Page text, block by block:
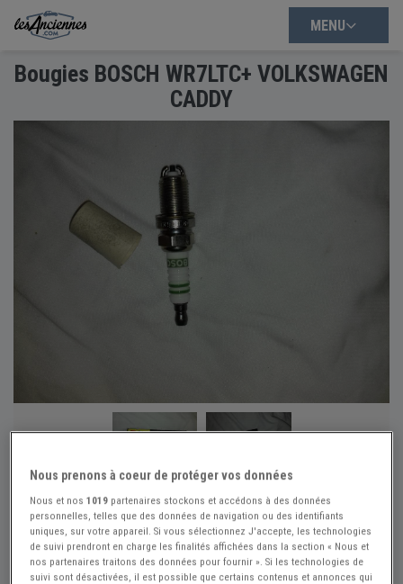
MENU
Bougies BOSCH WR7LTC+ VOLKSWAGEN
CADDY
Réf : A294388 Actualisée le : 23/07/2026
Bougies BOSCH WR7LTC+
VOLKSWAGEN CADDY
Nous prenons à coeur de protéger vos données
Nous et nos1019 partenaires stockons et accédons à des données
personnelles, telles que des données de navigation ou des identifiants
uniques, sur votre appareil. Si vous sélectionnez J'accepte, les technologies
de suivi prendront en charge les finalités affichées dans la section « Nous et
nos partenaires traitons des données pour fournir ». Si les technologies de
suivi sont désactivées, il est possible que certains contenus et annonces qui